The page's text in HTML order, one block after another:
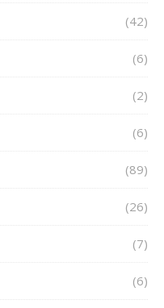
(42)
(6)
(2)
(6)
(89)
(26)
(7)
(6)